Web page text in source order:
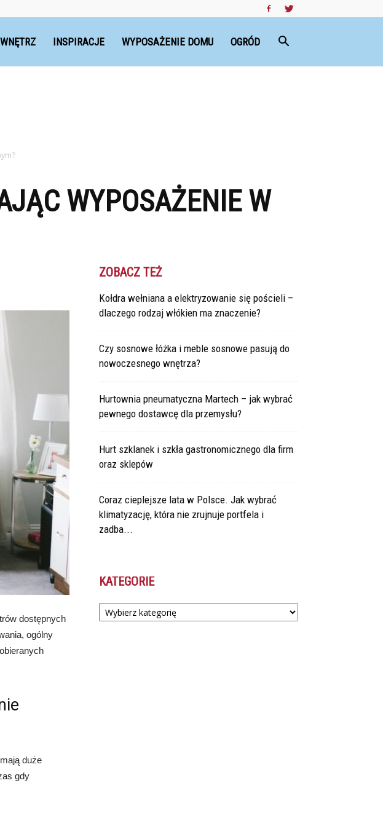
INSPIRACJE WYPOSAŻENIE DOMU OGRÓD
WYPOSAŻENIE W
dostępnych
ogólny
duże
gdy
ZOBACZ TEŻ
Kołdra wełniana a elektryzowanie się pościeli –
dlaczego rodzaj włókien ma znaczenie?
Czy sosnowe łóżka i meble sosnowe pasują do
nowoczesnego wnętrza?
Hurtownia pneumatyczna Martech – jak wybrać
pewnego dostawcę dla przemysłu?
Hurt szklanek i szkła gastronomicznego dla firm
oraz sklepów
Coraz cieplejsze lata w Polsce. Jak wybrać
klimatyzację, która nie zrujnuje portfela i
zadba...
KATEGORIE
Kategorie